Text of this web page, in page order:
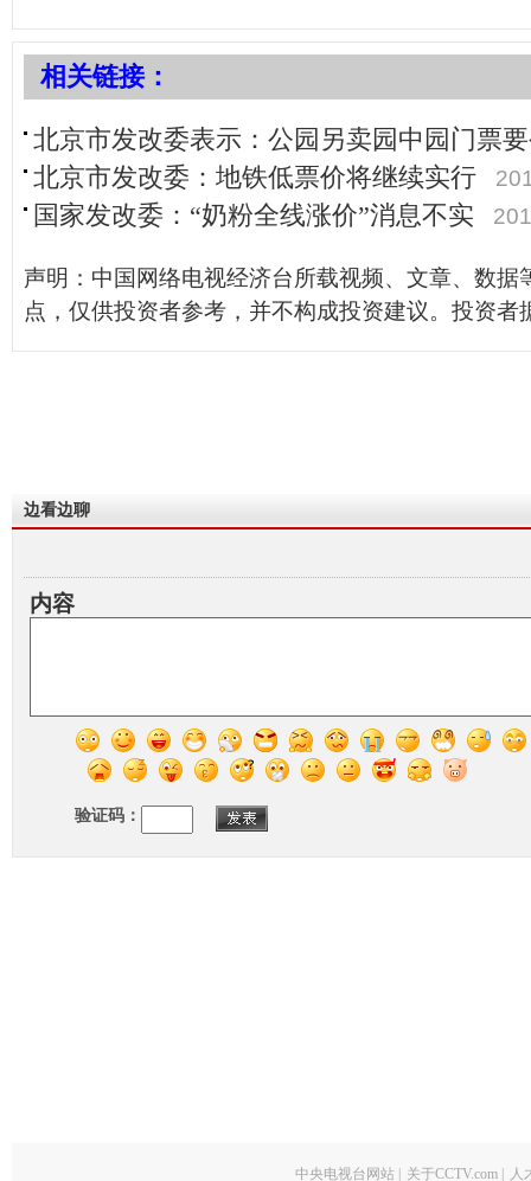
相关链接：
北京市发改委表示：公园另卖园中园门票
北京市发改委：地铁低票价将继续实行
国家发改委：“奶粉全线涨价”消息不实
声明：中国网络电视经济台所载视频、文章、数据
点，仅供投资者参考，并不构成投资建议。投资者
边看边聊
内容
验证码：
中央电视台网站 关于CCTV.com 人